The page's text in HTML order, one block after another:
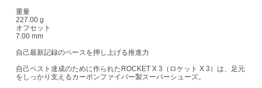
重量
227.00 g
オフセット
7.00 mm
自己最新記録のペースを押し上げる推進力
自己ベスト達成のために作られたROCKET X 3（ロケット X 3）は、足元
をしっかり支えるカーボンファイバー製スーパーシューズ。